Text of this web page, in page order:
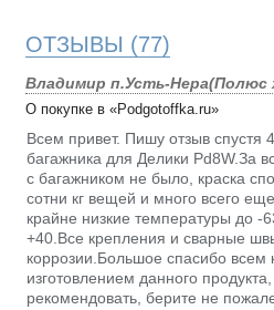
ОТЗЫВЫ (77)
Владимир п.Усть-Нера(Полюс
О покупке в «Podgotoffka.ru»
Всем привет. Пишу отзыв спустя
багажника для Делики Pd8W.За
с багажником не было, краска
сотни кг вещей и много всего
крайне низкие температуры до -
+40.Все крепления и сварные
коррозии.Большое спасибо всем
изготовлением данного
рекомендовать, берите не